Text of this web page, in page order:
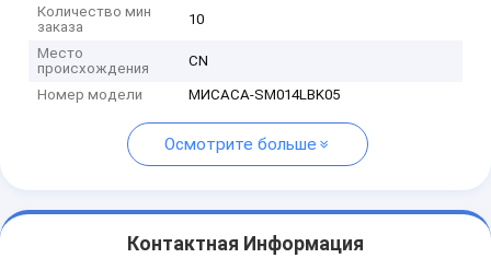
Количество мин
заказа
10
Место
происхождения
CN
Номер модели МИСАСА-SM014LBK05
Осмотрите больше
Контактная Информация